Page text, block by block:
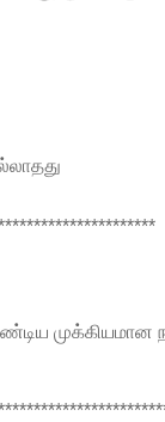
முக்கியமான